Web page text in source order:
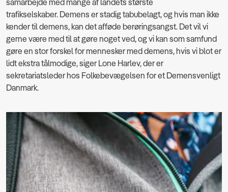
samarbejde med mange af landets største
trafikselskaber. Demens er stadig tabubelagt, og hvis man ikke
kender til demens, kan det afføde berøringsangst. Det vil vi
gerne være med til at gøre noget ved, og vi kan som samfund
gøre en stor forskel for mennesker med demens, hvis vi blot er
lidt ekstra tålmodige, siger Lone Harlev, der er
sekretariatsleder hos Folkebevægelsen for et Demensvenligt
Danmark.